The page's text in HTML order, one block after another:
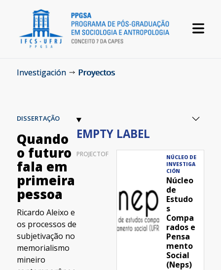
Investigación Proyectos
DISSERTAÇÃO
Quando
o futuro
fala em
primeira
pessoa
Ricardo Aleixo e
os processos de
subjetivação no
memorialismo
mineiro
EMPTY LABEL
PROJECTOF
NÚCLEO DE
INVESTIGA
CIÓN
Núcleo
de
Estudo
s
Compa
rados e
Pensa
mento
Social
(Neps)